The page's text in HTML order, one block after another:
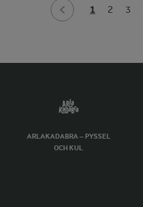
1 2 3
ARLAKADABRA – PYSSEL
OCH KUL